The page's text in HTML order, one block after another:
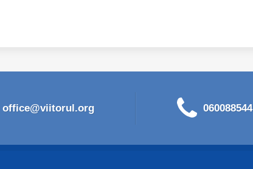
office@viitorul.org 060088544